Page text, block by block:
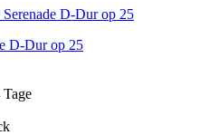
D-Dur op 25
Tage